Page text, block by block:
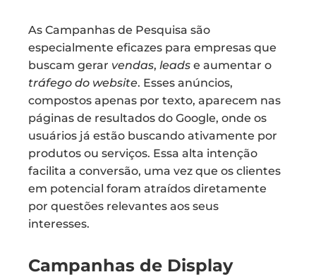
As Campanhas de Pesquisa são
especialmente eficazes para empresas que
buscam gerar vendas, leads e aumentar o
tráfego do website. Esses anúncios,
compostos apenas por texto, aparecem nas
páginas de resultados do Google, onde os
usuários já estão buscando ativamente por
produtos ou serviços. Essa alta intenção
facilita a conversão, uma vez que os clientes
em potencial foram atraídos diretamente
por questões relevantes aos seus
interesses.
Campanhas de Display